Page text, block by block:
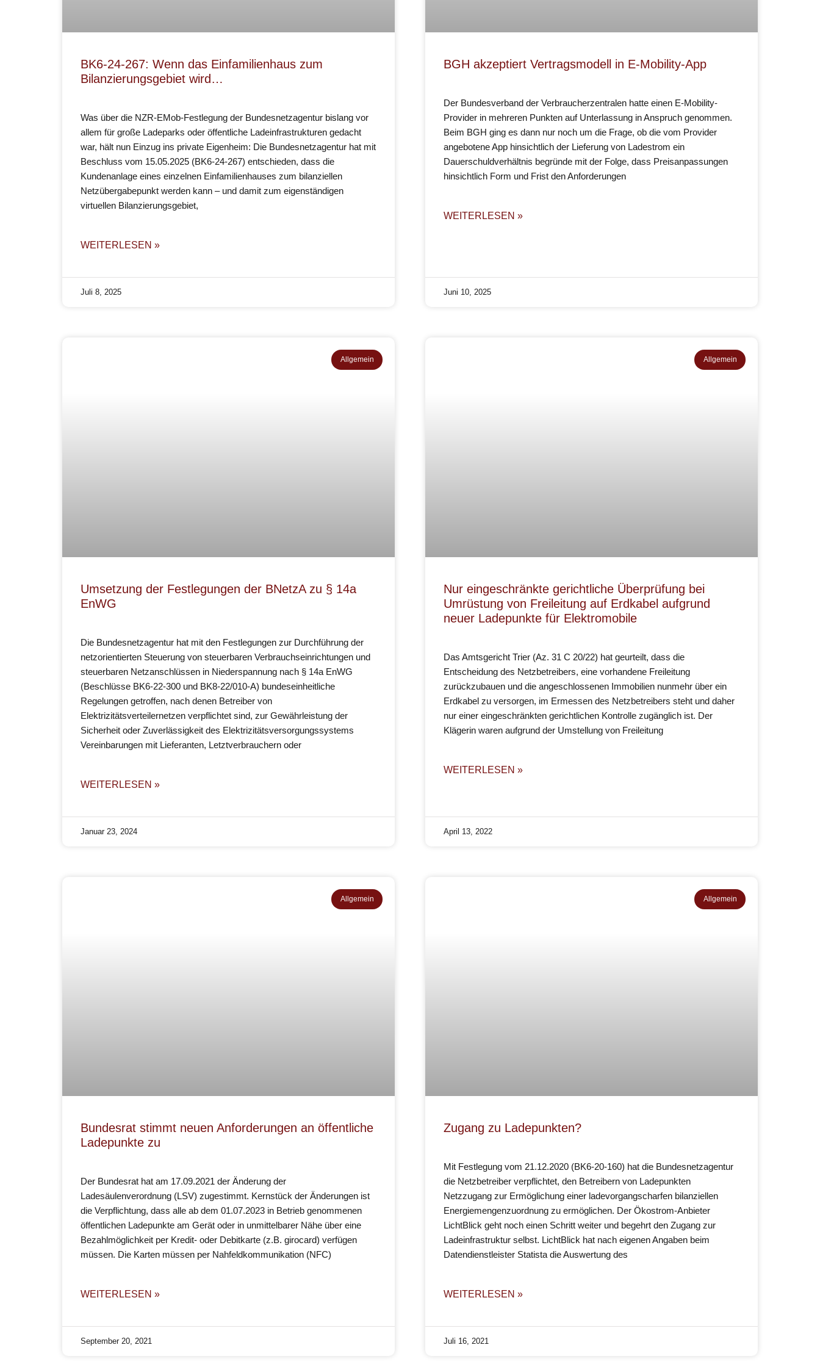
BK6-24-267: Wenn das Einfamilienhaus zum
Bilanzierungsgebiet wird…
Was über die NZR-EMob-Festlegung der Bundesnetzagentur bislang vor
allem für große Ladeparks oder öffentliche Ladeinfrastrukturen gedacht
war, hält nun Einzug ins private Eigenheim: Die Bundesnetzagentur hat mit
Beschluss vom 15.05.2025 (BK6-24-267) entschieden, dass die
Kundenanlage eines einzelnen Einfamilienhauses zum bilanziellen
Netzübergabepunkt werden kann – und damit zum eigenständigen
virtuellen Bilanzierungsgebiet,
WEITERLESEN »
Juli 8, 2025
BGH akzeptiert Vertragsmodell in E-Mobility-App
Der Bundesverband der Verbraucherzentralen hatte einen E-Mobility-
Provider in mehreren Punkten auf Unterlassung in Anspruch genommen.
Beim BGH ging es dann nur noch um die Frage, ob die vom Provider
angebotene App hinsichtlich der Lieferung von Ladestrom ein
Dauerschuldverhältnis begründe mit der Folge, dass Preisanpassungen
hinsichtlich Form und Frist den Anforderungen
WEITERLESEN »
Juni 10, 2025
Allgemein
Umsetzung der Festlegungen der BNetzA zu § 14a
EnWG
Die Bundesnetzagentur hat mit den Festlegungen zur Durchführung der
netzorientierten Steuerung von steuerbaren Verbrauchseinrichtungen und
steuerbaren Netzanschlüssen in Niederspannung nach § 14a EnWG
(Beschlüsse BK6-22-300 und BK8-22/010-A) bundeseinheitliche
Regelungen getroffen, nach denen Betreiber von
Elektrizitätsverteilernetzen verpflichtet sind, zur Gewährleistung der
Sicherheit oder Zuverlässigkeit des Elektrizitätsversorgungssystems
Vereinbarungen mit Lieferanten, Letztverbrauchern oder
WEITERLESEN »
Januar 23, 2024
Allgemein
Nur eingeschränkte gerichtliche Überprüfung bei
Umrüstung von Freileitung auf Erdkabel aufgrund
neuer Ladepunkte für Elektromobile
Das Amtsgericht Trier (Az. 31 C 20/22) hat geurteilt, dass die
Entscheidung des Netzbetreibers, eine vorhandene Freileitung
zurückzubauen und die angeschlossenen Immobilien nunmehr über ein
Erdkabel zu versorgen, im Ermessen des Netzbetreibers steht und daher
nur einer eingeschränkten gerichtlichen Kontrolle zugänglich ist. Der
Klägerin waren aufgrund der Umstellung von Freileitung
WEITERLESEN »
April 13, 2022
Allgemein
Bundesrat stimmt neuen Anforderungen an öffentliche
Ladepunkte zu
Der Bundesrat hat am 17.09.2021 der Änderung der
Ladesäulenverordnung (LSV) zugestimmt. Kernstück der Änderungen ist
die Verpflichtung, dass alle ab dem 01.07.2023 in Betrieb genommenen
öffentlichen Ladepunkte am Gerät oder in unmittelbarer Nähe über eine
Bezahlmöglichkeit per Kredit- oder Debitkarte (z.B. girocard) verfügen
müssen. Die Karten müssen per Nahfeldkommunikation (NFC)
WEITERLESEN »
September 20, 2021
Allgemein
Zugang zu Ladepunkten?
Mit Festlegung vom 21.12.2020 (BK6-20-160) hat die Bundesnetzagentur
die Netzbetreiber verpflichtet, den Betreibern von Ladepunkten
Netzzugang zur Ermöglichung einer ladevorgangscharfen bilanziellen
Energiemengenzuordnung zu ermöglichen. Der Ökostrom-Anbieter
LichtBlick geht noch einen Schritt weiter und begehrt den Zugang zur
Ladeinfrastruktur selbst. LichtBlick hat nach eigenen Angaben beim
Datendienstleister Statista die Auswertung des
WEITERLESEN »
Juli 16, 2021